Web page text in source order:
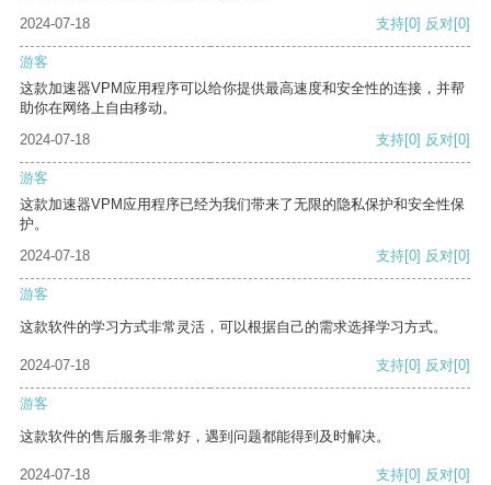
2024-07-18
支持[0] 反对[0]
游客
这款加速器VPM应用程序可以给你提供最高速度和安全性的连接，并帮
助你在网络上自由移动。
2024-07-18
支持[0] 反对[0]
游客
这款加速器VPM应用程序已经为我们带来了无限的隐私保护和安全性保
护。
2024-07-18
支持[0] 反对[0]
游客
这款软件的学习方式非常灵活，可以根据自己的需求选择学习方式。
2024-07-18 支持[0] 反对[0]
游客
这款软件的售后服务非常好，遇到问题都能得到及时解决。
2024-07-18 支持[0] 反对[0]